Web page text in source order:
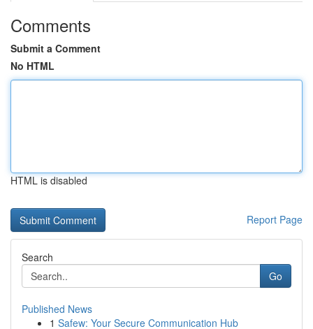
Comments
Submit a Comment
No HTML
HTML is disabled
Report Page
Search
Go
Published News
1 Safew: Your Secure Communication Hub